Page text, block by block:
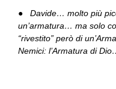
● Davide… molto più
un’armatura… ma solo
“rivestito” però di
Nemici: l’Armatura di